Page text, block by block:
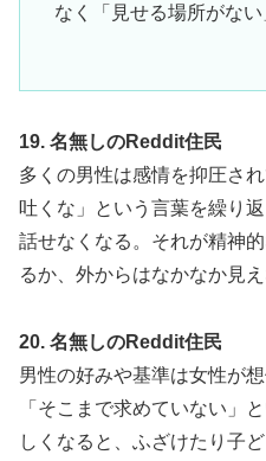
なく「見せる場所がない
19. 名無しのReddit住民
多くの男性は感情を抑圧さ
吐くな」という言葉を繰り
話せなくなる。それが精神
るか、外からはなかなか見え
20. 名無しのReddit住民
男性の好みや基準は女性が
「そこまで求めていない」
しくなると、ふざけたり子